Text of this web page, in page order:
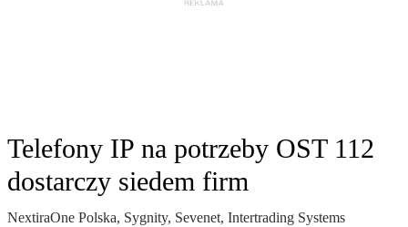
Telefony IP na potrzeby OST 112
dostarczy siedem firm
NextiraOne Polska, Sygnity, Sevenet, Intertrading Systems